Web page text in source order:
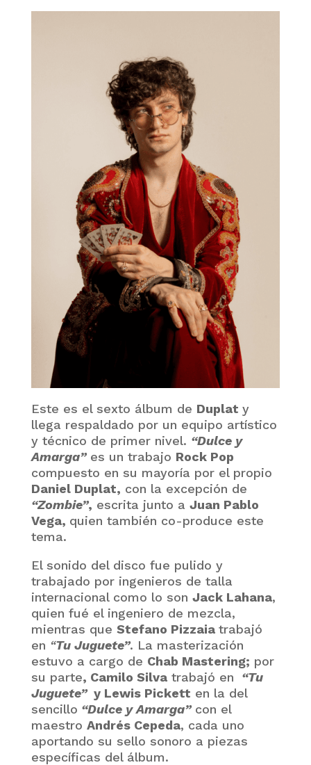
Este es el sexto álbum de Duplat y
llega respaldado por un equipo artístico
y técnico de primer nivel. “Dulce y
Amarga”es un trabajo Rock Pop
compuesto en su mayoría por el propio
Daniel Duplat, con la excepción de
“Zombie”, escrita junto a Juan Pablo
Vega, quien también co-produce este
tema.
El sonido del disco fue pulido y
trabajado por ingenieros de talla
internacional como lo son Jack Lahana,
quien fué el ingeniero de mezcla,
mientras que Stefano Pizzaia trabajó
en “Tu Juguete”. La masterización
estuvo a cargo de Chab Mastering; por
su parte, Camilo Silvatrabajó en
“Tu
Juguete”y Lewis Pickett en la del
sencillo “Dulce y Amarga”con el
maestro Andrés Cepeda, cada uno
aportando su sello sonoro a piezas
específicas del álbum.